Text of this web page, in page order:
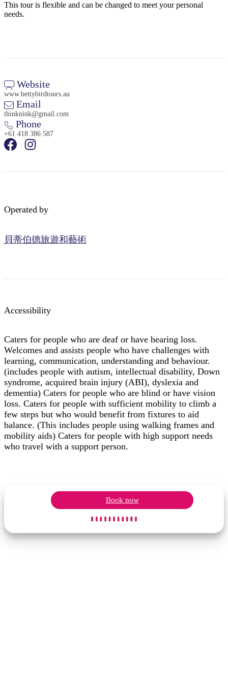
Sign
This tour is flexible and can be changed to meet your personal
needs.
Website
www.bettybirdtours.au
Email
thinknink@gmail.com
Phone
+61 418 386 587
Operated by
貝蒂伯德旅遊和藝術
Accessibility
Caters for people who are deaf or have hearing loss.
Welcomes and assists people who have challenges with
learning, communication, understanding and behaviour.
(includes people with autism, intellectual disability, Down
syndrome, acquired brain injury (ABI), dyslexia and
dementia) Caters for people who are blind or have vision
loss. Caters for people with sufficient mobility to climb a
few steps but who would benefit from fixtures to aid
balance. (This includes people using walking frames and
mobility aids) Caters for people with high support needs
who travel with a support person.
Book now